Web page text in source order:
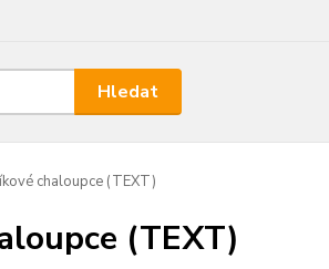
Hledat
chaloupce (TEXT)
(TEXT)